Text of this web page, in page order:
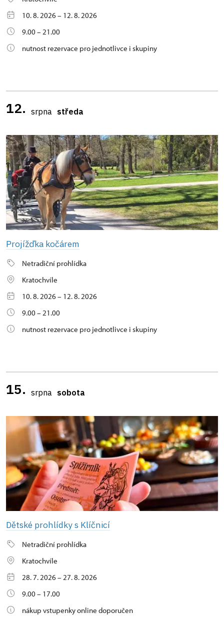
10. 8. 2026 – 12. 8. 2026
9.00 – 21.00
nutnost rezervace pro jednotlivce i skupiny
12. srpna středa
Projížďka kočárem
Netradiční prohlídka
Kratochvíle
10. 8. 2026 – 12. 8. 2026
9.00 – 21.00
nutnost rezervace pro jednotlivce i skupiny
15. srpna sobota
Dětské prohlídky s Klíčnicí
Netradiční prohlídka
Kratochvíle
28. 7. 2026 – 27. 8. 2026
9.00 – 17.00
nákup vstupenky online doporučen